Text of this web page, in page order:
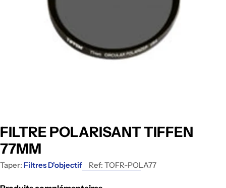
le média 0 en mode modal
FILTRE POLARISANT TIFFEN
77MM
Taper: Filtres D'objectif Ref: TOFR-POLA77